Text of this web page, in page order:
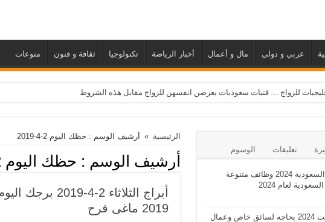
عربي و دولي مال و أعمال أخبار الرياضة تكنولوجيا ثقافة و فنون منوعات
للزواج … فتيات سعوديات يعرضن انفسهن للزواج مقابل هذه الشروط
الرئيسية » أرشيف الوسم : حظك اليوم 2-4-2019
أرشيف الوسم : حظك اليوم 2-4-2019
2019 ماغى فرح
تعليقات الوسوم
وظائف في السعودية 2024 وظائف متنوعة
لعام 2024
وظائف في الكويت 2024 بحاجه لسائق خاص وعمال